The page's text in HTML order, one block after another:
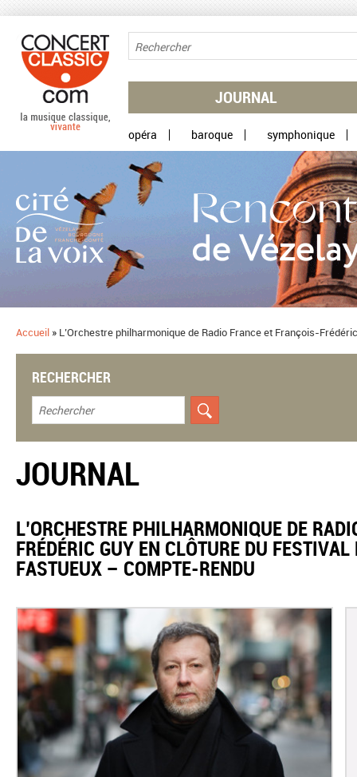
JOURNAL
opéra baroque symphonique
Accueil » ​L’Orchestre philharmonique de Radio France et François-
RECHERCHER
JOURNAL
​L’ORCHESTRE PHILHARMONIQUE DE
FRÉDÉRIC GUY EN CLÔTURE DU
FASTUEUX – COMPTE-RENDU